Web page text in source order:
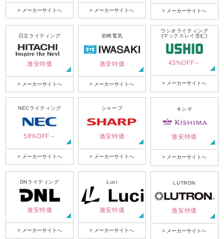
> メーカーサイトへ > メーカーサイトへ > メーカーサイトへ
日立ライティング
激安特価
> メーカーサイトへ
岩崎電気
激安特価
> メーカーサイトへ
ウシオライティング
(マックスレイ含む)
43%OFF～
> メーカーサイトへ
NECライティング
58%OFF～
> メーカーサイトへ
シャープ
激安特価
> メーカーサイトへ
キシマ
激安特価
> メーカーサイトへ
DNライティング
激安特価
> メーカーサイトへ
Luci
激安特価
> メーカーサイトへ
LUTRON
激安特価
> メーカーサイトへ